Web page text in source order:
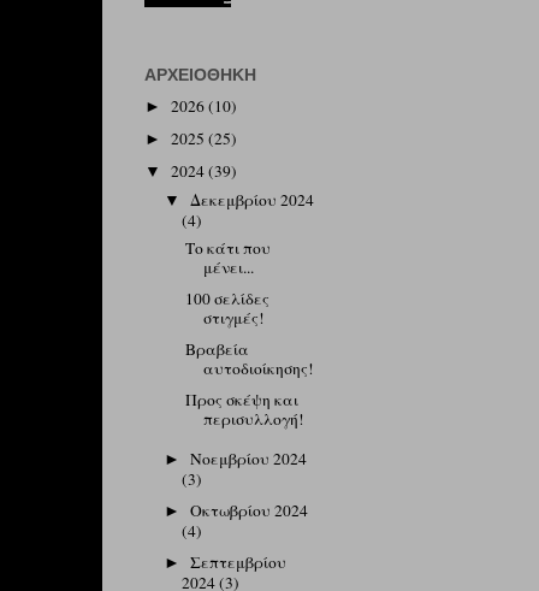
ΑΡΧΕΙΟΘΉΚΗ
► 2026(10)
► 2025 (25)
▼ 2024(39)
▼Δεκεμβρίου 2024
(4)
Το κάτι που
μένει...
100 σελίδες
στιγμές!
Βραβεία
αυτοδιοίκησης!
Προς σκέψη και
περισυλλογή!
►Νοεμβρίου 2024
(3)
►Οκτωβρίου 2024
(4)
►Σεπτεμβρίου
2024(3)